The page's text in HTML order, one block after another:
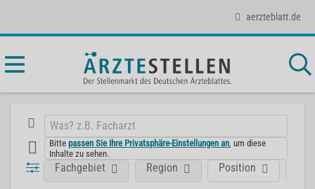
aerzteblatt.de
Bittepassen Sie Ihre Privatsphäre-Einstellungen an , um diese
Inhalte zu sehen.
Position
Fachgebiet Region